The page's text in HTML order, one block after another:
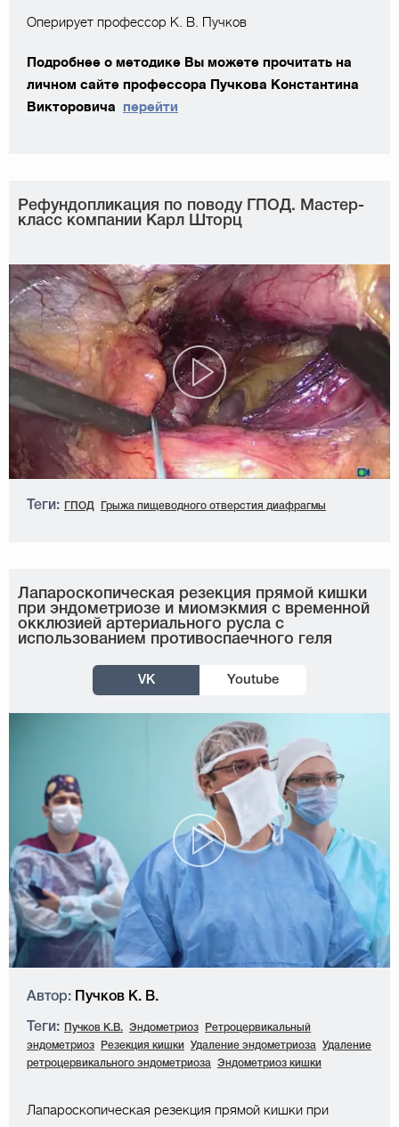
Оперирует профессор К. В. Пучков
Подробнее о методике Вы можете прочитать на
личном сайте профессора Пучкова Константина
Викторовича перейти
Рефундопликация по поводу ГПОД. Мастер-
класс компании Карл Шторц
Теги: ГПОД Грыжа пищеводного отверстия диафрагмы
Лапароскопическая резекция прямой кишки
при эндометриозе и миомэкмия с временной
окклюзией артериального русла с
использованием противоспаечного геля
VK Youtube
Автор: Пучков К. В.
Теги: Пучков К.В. Эндометриоз
Ретроцервикальный
эндометриоз
Резекция кишки Удаление эндометриоза
Удаление
ретроцервикального эндометриоза
Эндометриоз кишки
Лапароскопическая резекция прямой кишки при